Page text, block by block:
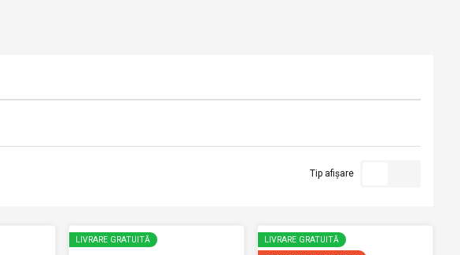
Tip afișare
LIVRARE GRATUITĂ
LIVRARE GRATUITĂ